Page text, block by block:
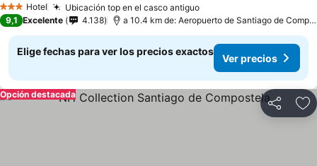
3 Estrellas
Hotel Ubicación top en el casco antiguo
9,1 Excelente 4.138 a 10.4 km de: Aeropuerto de Santiago de Compostela
Elige fechas para ver los precios exactos
Ver precios
Compartir
Opción destacada